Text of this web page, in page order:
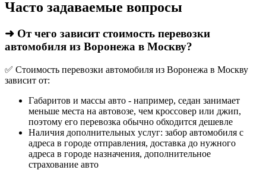
Часто задаваемые вопросы
➜ От чего зависит стоимость перевозки
автомобиля из Воронежа в Москву?
✅ Стоимость перевозки автомобиля из Воронежа в Москву
зависит от:
Габаритов и массы авто - например, седан занимает
меньше места на автовозе, чем кроссовер или джип,
поэтому его перевозка обычно обходится дешевле
Наличия дополнительных услуг: забор автомобиля с
адреса в городе отправления, доставка до нужного
адреса в городе назначения, дополнительное
страхование авто